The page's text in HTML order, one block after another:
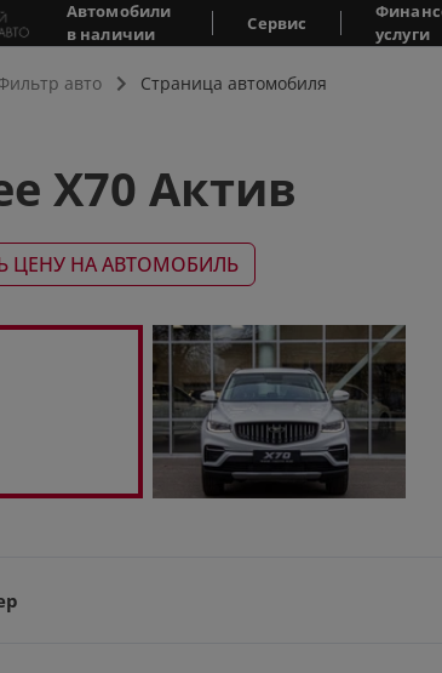
Автомобили
в наличии
Сервис
услуги
авто Страница автомобиля
X70 Актив
ЦЕНУ НА АВТОМОБИЛЬ